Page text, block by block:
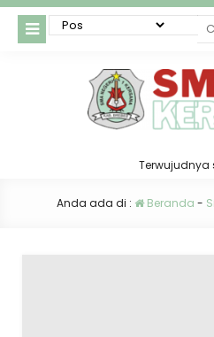
Terwujudnya
Anda ada di : Beranda -